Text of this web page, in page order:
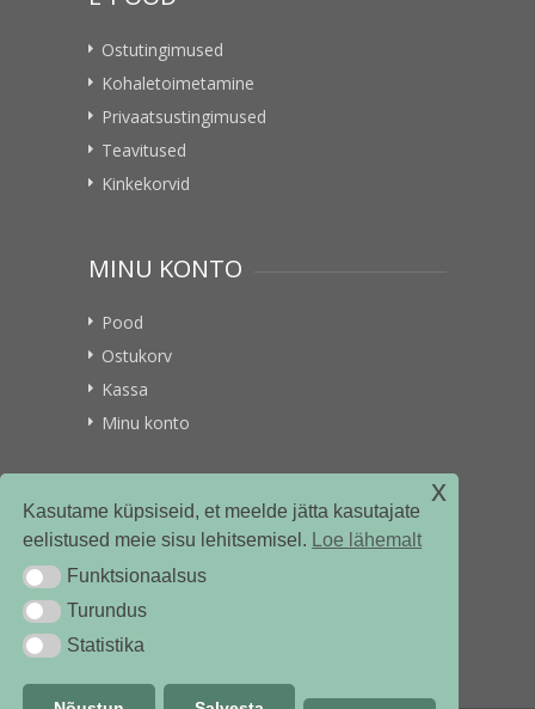
Kasutame küpsiseid, et meelde jätta kasutajate
eelistused meie sisu lehitsemisel. Loe lähemalt
Funktsionaalsus
Funktsionaalsus
TurundusTurundus
StatistikaStatistika
x
Ostutingimused
Kohaletoimetamine
Privaatsustingimused
Teavitused
Kinkekorvid
MINU KONTO
Pood
Ostukorv
Kassa
Minu konto
VITAMIINIKULLER.EE